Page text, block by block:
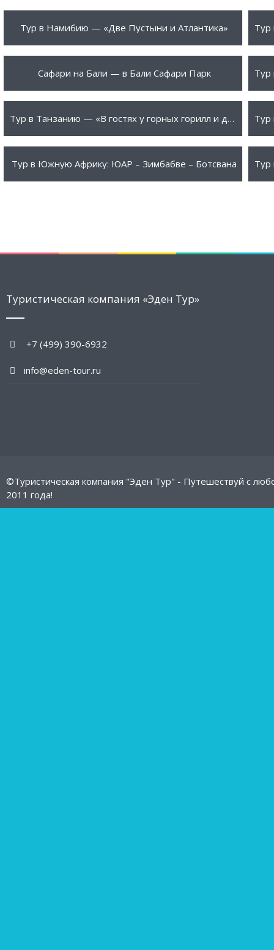
2010 $ ПОДРОБНЕЕ
Тур в Намибию — «Две Пустыни и Атлантика»
319 $ ПОДРОБНЕЕ
Сафари на Бали — в Бали Сафари Парк
5515 $ ПОДРОБНЕЕ Тур в Танзанию — «В гостях у горных горилл и диких зверей»
1630 $ ПОДРОБНЕЕ
Тур в Южную Африку: ЮАР – Зимбабве – Ботсвана
Туристическая компания «Эден Тур»
+7 (499) 390-6932
info@eden-tour.ru
©Туристическая компания "Эден Тур" - Путешествуй с
2011 года!